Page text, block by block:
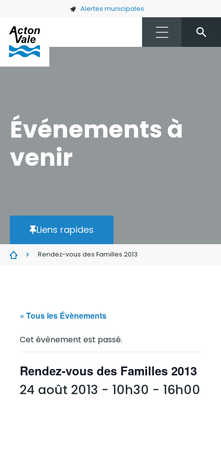
Skip to main content Alertes municipales
Événements à
venir
Liens rapides
Rendez-vous des Familles 2013
« Tous les Évènements
Cet évènement est passé.
Rendez-vous des Familles 2013
24 août 2013 - 10h30 - 16h00